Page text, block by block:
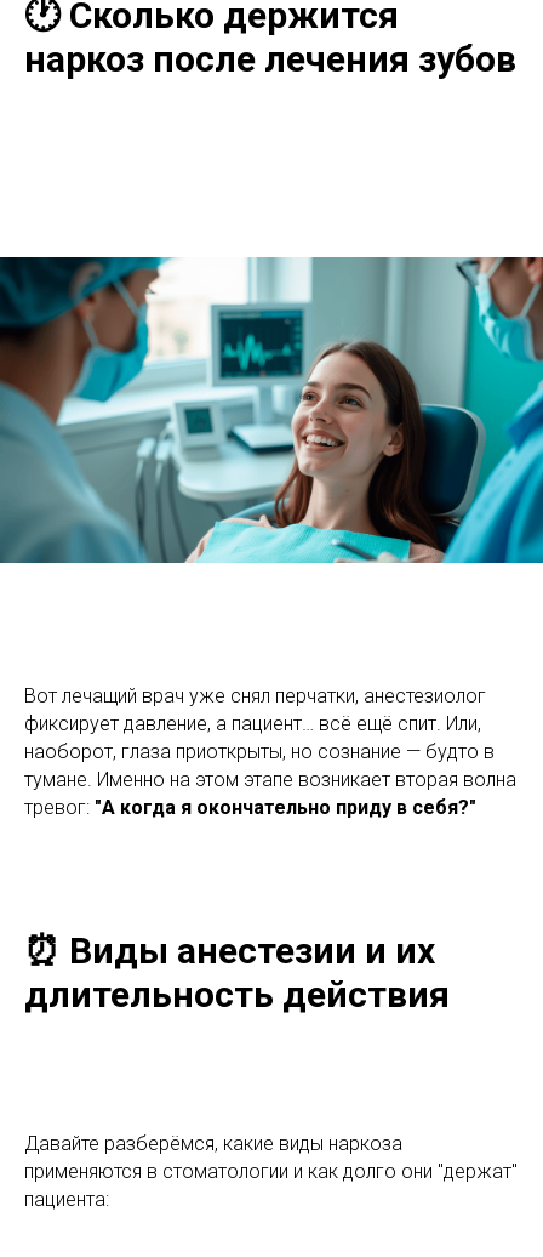
🕐 Сколько держится
наркоз после лечения зубов
Вот лечащий врач уже снял перчатки, анестезиолог
фиксирует давление, а пациент… всё ещё спит. Или,
наоборот, глаза приоткрыты, но сознание — будто в
тумане. Именно на этом этапе возникает вторая волна
тревог: "А когда я окончательно приду в себя?"
⏰ Виды анестезии и их
длительность действия
Давайте разберёмся, какие виды наркоза
применяются в стоматологии и как долго они "держат"
пациента: